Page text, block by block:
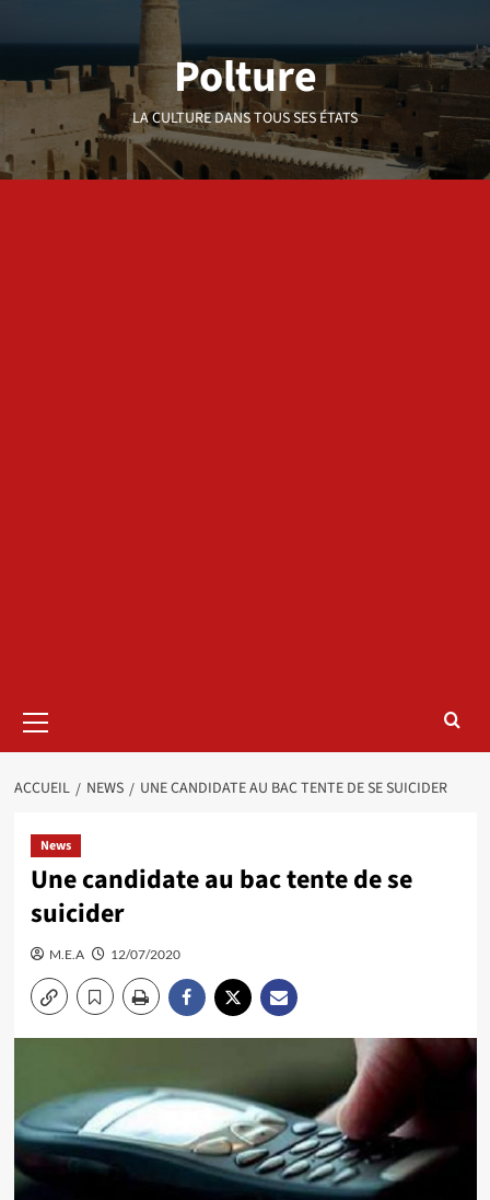
au
contenu
Polture
LA CULTURE DANS TOUS SES ÉTATS
principal
ACCUEIL NEWS UNE CANDIDATE AU BAC TENTE DE SE SUICIDER
News
Une candidate au bac tente de se
suicider
M.E.A 12/07/2020